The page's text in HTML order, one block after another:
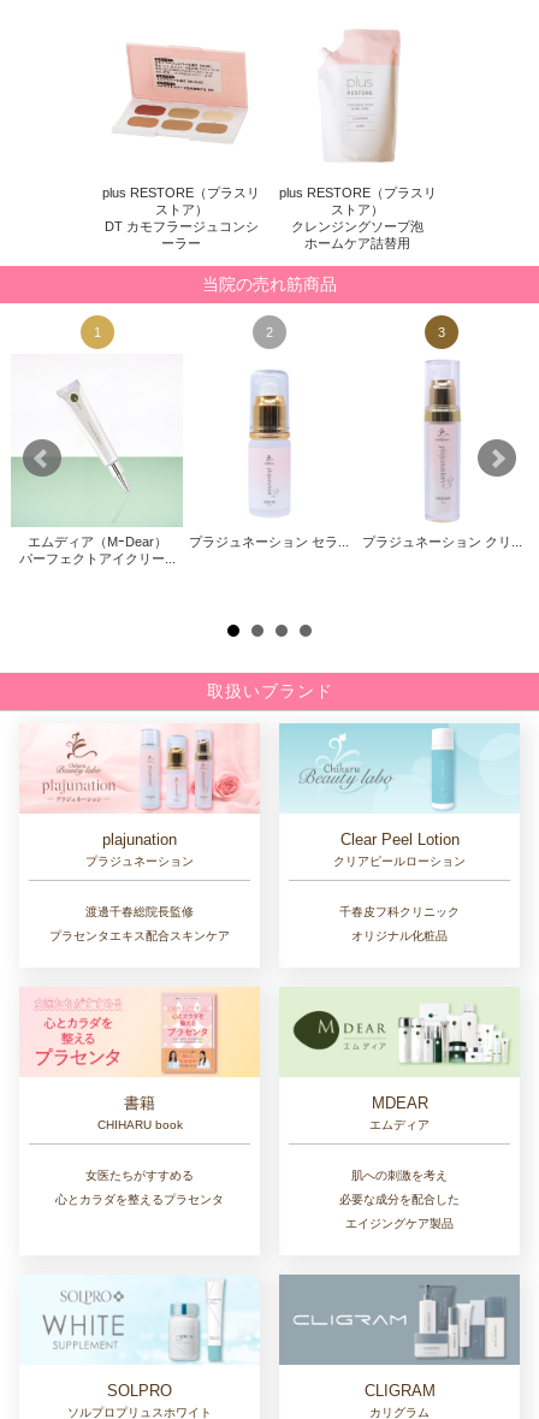
plus RESTORE（プラスリ
ストア）
DT カモフラージュコンシ
ーラー
plus RESTORE（プラスリ
ストア）
クレンジングソープ泡
ホームケア詰替用
当院の売れ筋商品
1
エムディア（MｰDear）
パーフェクトアイクリー...
2
プラジュネーション セラ...
3
プラジュネーション クリ...
取扱いブランド
plajunation
プラジュネーション
渡邊千春総院長監修
プラセンタエキス配合スキンケア
Clear Peel Lotion
クリアピールローション
千春皮フ科クリニック
オリジナル化粧品
書籍
CHIHARU book
女医たちがすすめる
心とカラダを整えるプラセンタ
MDEAR
エムディア
肌への刺激を考え
必要な成分を配合した
エイジングケア製品
SOLPRO
ソルプロプリュスホワイト
CLIGRAM
カリグラム